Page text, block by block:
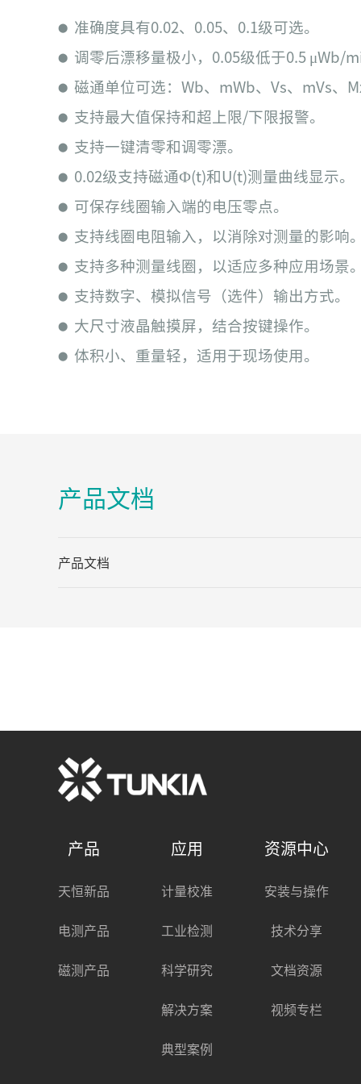
⬤ 准确度具有0.02、0.05、0.1级可选。
⬤ 调零后漂移量极小，0.05级低于0.5 μWb/
⬤ 磁通单位可选：Wb、mWb、Vs、mVs、
⬤ 支持最大值保持和超上限/下限报警。
⬤ 支持一键清零和调零漂。
⬤ 0.02级支持磁通Ф(t)和U(t)测量曲线显示。
⬤ 可保存线圈输入端的电压零点。
⬤ 支持线圈电阻输入，以消除对测量的影响
⬤ 支持多种测量线圈，以适应多种应用场景
⬤ 支持数字、模拟信号（选件）输出方式。
⬤ 大尺寸液晶触摸屏，结合按键操作。
⬤ 体积小、重量轻，适用于现场使用。
产品文档
产品文档
产品
天恒新品
电测产品
磁测产品
应用
计量校准
工业检测
科学研究
解决方案
典型案例
资源中心
安装与操作
技术分享
文档资源
视频专栏